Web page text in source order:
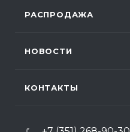
РАСПРОДАЖА
НОВОСТИ
КОНТАКТЫ